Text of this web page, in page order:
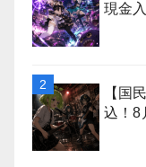
現金
【国
込！8